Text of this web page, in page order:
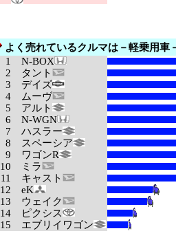
よく売れているクルマは－軽乗用車
1
N-BOX
2 タント
3 デイズ
4ムーヴ
5 アルト
6 N-WGN
7 ハスラー
8 スペーシア
9 ワゴンR
10 ミラ
11
キャスト
12 eK
13 ウェイク
14ピクシス
15 エブリイワゴン